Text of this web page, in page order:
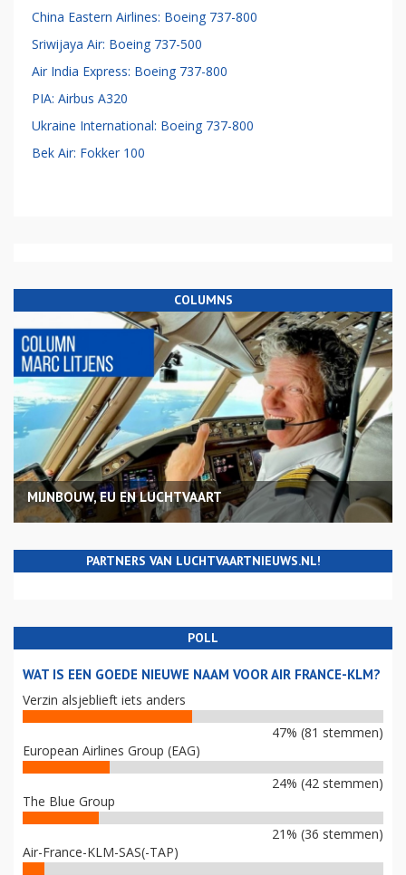
China Eastern Airlines: Boeing 737-800
Sriwijaya Air: Boeing 737-500
Air India Express: Boeing 737-800
PIA: Airbus A320
Ukraine International: Boeing 737-800
Bek Air: Fokker 100
COLUMNS
MIJNBOUW, EU EN LUCHTVAART
PARTNERS VAN LUCHTVAARTNIEUWS.NL!
POLL
WAT IS EEN GOEDE NIEUWE NAAM VOOR AIR FRANCE-KLM?
Verzin alsjeblieft iets anders
47% (81 stemmen)
European Airlines Group (EAG)
24% (42 stemmen)
The Blue Group
21% (36 stemmen)
Air-France-KLM-SAS(-TAP)